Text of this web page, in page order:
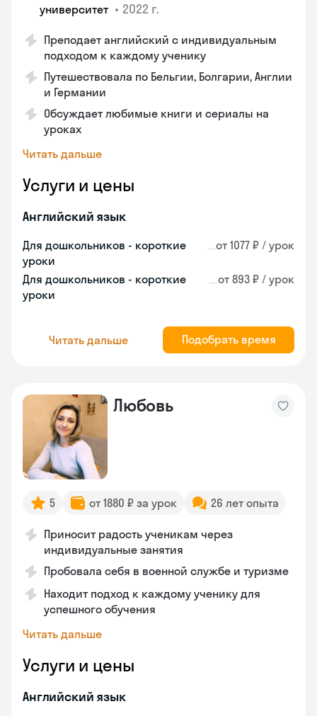
университет • 2022 г.
Преподает английский с индивидуальным
подходом к каждому ученику
Путешествовала по Бельгии, Болгарии, Англии
и Германии
Обсуждает любимые книги и сериалы на
уроках
Читать дальше
Услуги и цены
Английский язык
Для дошкольников - короткие
уроки
от 1077 ₽ / урок
Для дошкольников - короткие
уроки
от 893 ₽ / урок
Читать дальше Подобрать время
Любовь
5 от 1880 ₽ за урок 26 лет опыта
Приносит радость ученикам через
индивидуальные занятия
Пробовала себя в военной службе и туризме
Находит подход к каждому ученику для
успешного обучения
Читать дальше
Услуги и цены
Английский язык